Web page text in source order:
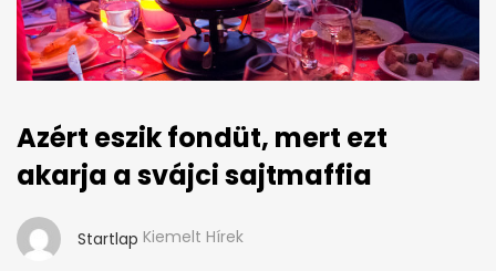
Azért eszik fondüt, mert ezt
akarja a svájci sajtmaffia
Startlap Kiemelt Hírek